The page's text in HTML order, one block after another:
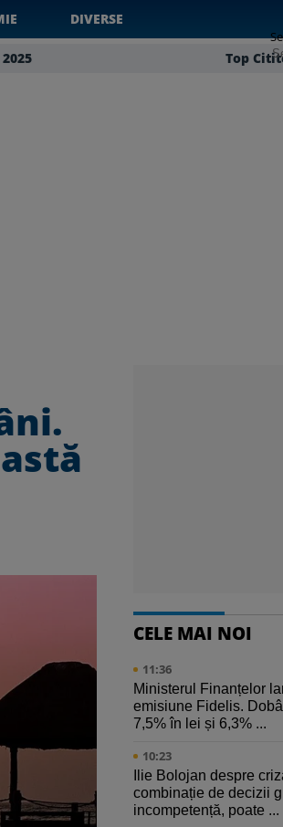
DIVERSE
Top
CELE MAI NOI
11:36
Ministerul Finanțelor
emisiune Fidelis.
7,5% în lei și 6,3% ...
10:23
Ilie Bolojan despre
combinație de decizii
incompetență, poate ...